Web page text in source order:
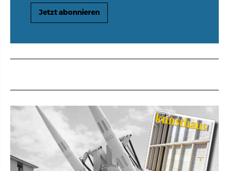
Jetzt abonnieren